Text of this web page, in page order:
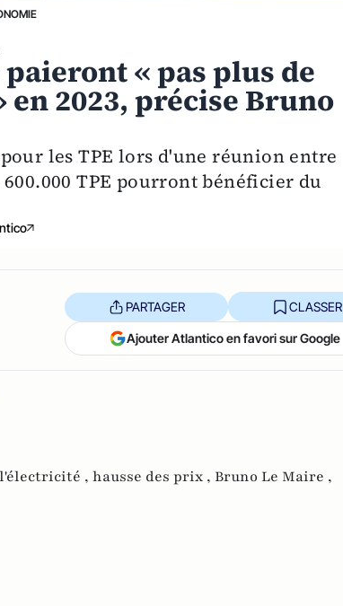
« pas plus de
2023, précise Bruno
les TPE lors d'une réunion entre
TPE pourront bénéficier du
PARTAGER CLASSER
Ajouter Atlantico en favori sur Google
, hausse des prix , Bruno Le Maire ,